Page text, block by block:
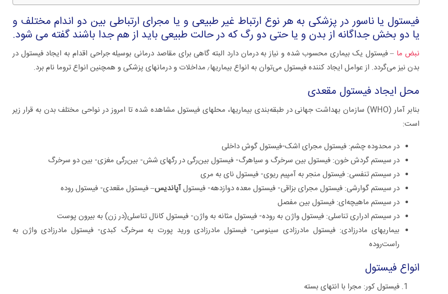
فیستول یا ناسور در پزشکی به هر نوع ارتباط غیر طبیعی و یا مجرای ارتباطی بین دو اندام مختلف و
یا دو بخش جداگانه از بدن و یا حتی دو رگ که در حالت طبیعی باید از هم جدا باشند گفته می شود.
نبض ما – فیستول یک بیماری محسوب شده و نیاز به درمان دارد البته گاهی برای مقاصد درمانی بوسیله جراحی اقدام به ایجاد فیستول در
بدن نیز می‌گردد. از عوامل ایجاد کننده فیستول می‌توان به انواع بیماریها٫ مداخلات و درمانهای پزشکی و همچنین انواع تروما نام برد.
محل ایجاد فیستول مقعدی
بنابر آمار (WHO) سازمان بهداشت جهانی در طبقه‌بندی بیماریها، محلهای فیستول مشاهده شده تا امروز در نواحی مختلف بدن به قرار زیر
است:
در محدوده چشم: فیستول مجرای اشک-فیستول گوش داخلی
در سیستم گردش خون: فیستول بین سرخرگ و سیاهرگ- فیستول بین‌رگی در رگهای شش- بین‌رگی مغزی- بین دو سرخرگ
در سیستم تنفسی: فیستول منجر به آمپیم ریوی- فیستول نای به مری
در سیستم گوارشی: فیستول مجرای بزاقی- فیستول معده دوازدهه- فیستولآپاندیس– فیستول مقعدی- فیستول روده
در سیستم ماهیچه‌ای: فیستول بین مفصل
در سیستم ادراری تناسلی: فیستول واژن به روده- فیستول مثانه به واژن- فیستول کانال تناسلی(در زن) به بیرون پوست
بیماریهای مادرزادی: فیستول مادرزادی سینوسی- فیستول مادرزادی ورید پورت به سرخرگ کبدی- فیستول مادرزادی واژن به
راست‌روده
انواع فیستول
فیستول کور: مجرا با انتهای بسته
برای چه بیماری هایی به متخصص اورولوژی